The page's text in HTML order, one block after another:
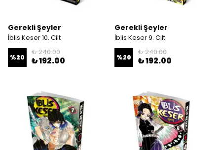
Gerekli Şeyler
İblis Keser 10. Cilt
%20
₺ 240.00
₺ 192.00
Gerekli Şeyler
İblis Keser 9. Cilt
%20
₺ 240.00
₺ 192.00